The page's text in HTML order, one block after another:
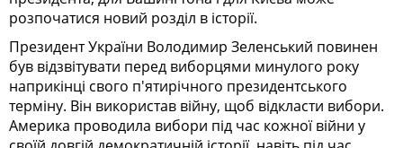
розпочатися новий розділ в історії.
Президент України Володимир Зеленський повинен
був відзвітувати перед виборцями минулого року
наприкінці свого п'ятирічного президентського
терміну. Він використав війну, щоб відкласти вибори.
Америка проводила вибори під час кожної війни у